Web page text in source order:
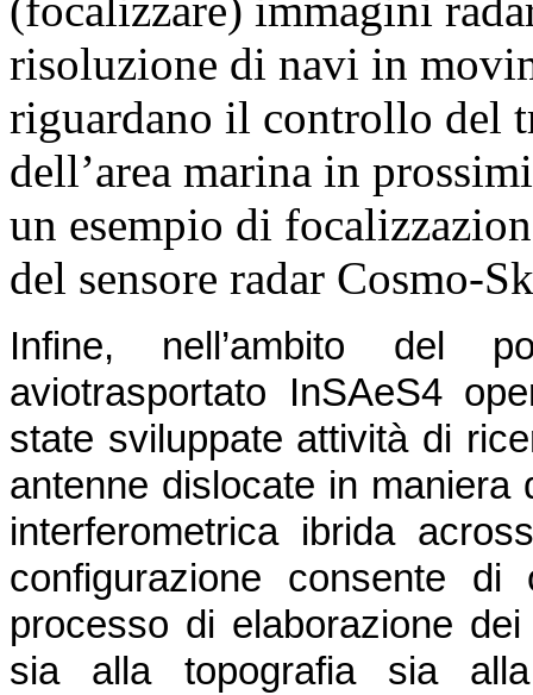
(focalizzare) immagini
risoluzione di navi in
riguardano il controllo del
dell’area marina in
un esempio di
del sensore radar Cosmo-
Infine, nell’ambito del
aviotrasportato InSAeS4
state sviluppate attività di
antenne dislocate in maniera
interferometrica ibrida
configurazione consente
processo di elaborazione
sia alla topografia sia